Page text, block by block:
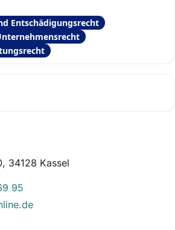
34128 Kassel
95
Entschädigungsrecht